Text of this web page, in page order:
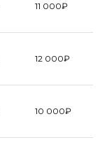
11 000₽
12 000₽
10 000₽